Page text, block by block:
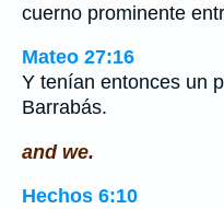
cuerno prominente
Mateo 27:16
Y tenían entonces un
Barrabás.
and we.
Hechos 6:10